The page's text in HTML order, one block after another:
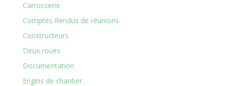
Carrosserie
Comptes Rendus de réunions
Constructeurs
Deux roues
Documentation
Engins de chantier